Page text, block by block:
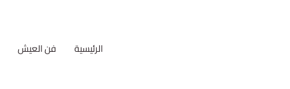
الرئيسية فن العيش